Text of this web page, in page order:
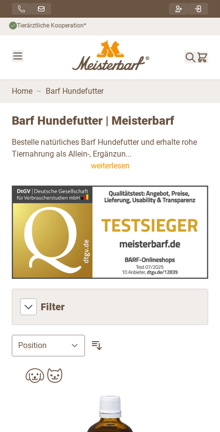
Direkt zum Inhalt
Nachhaltiger Versand***
Home – Barf Hundefutter
Barf Hundefutter | Meisterbarf
Bestelle natürliches Barf Hundefutter und erhalte rohe
Tiernahrung als Allein-, Ergänzun...
weiterlesen
Filter